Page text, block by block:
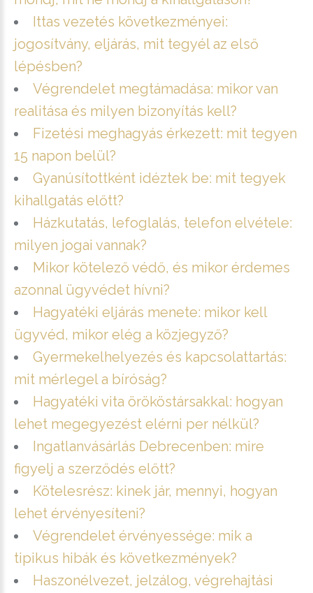
Ittas vezetés következményei:
jogosítvány, eljárás, mit tegyél az első
lépésben?
Végrendelet megtámadása: mikor van
realitása és milyen bizonyítás kell?
Fizetési meghagyás érkezett: mit tegyen
15 napon belül?
Gyanúsítottként idéztek be: mit tegyek
kihallgatás előtt?
Házkutatás, lefoglalás, telefon elvétele:
milyen jogai vannak?
Mikor kötelező védő, és mikor érdemes
azonnal ügyvédet hívni?
Hagyatéki eljárás menete: mikor kell
ügyvéd, mikor elég a közjegyző?
Gyermekelhelyezés és kapcsolattartás:
mit mérlegel a bíróság?
Hagyatéki vita örököstársakkal: hogyan
lehet megegyezést elérni per nélkül?
Ingatlanvásárlás Debrecenben: mire
figyelj a szerződés előtt?
Kötelesrész: kinek jár, mennyi, hogyan
lehet érvényesíteni?
Végrendelet érvényessége: mik a
tipikus hibák és következmények?
Haszonélvezet, jelzálog, végrehajtási